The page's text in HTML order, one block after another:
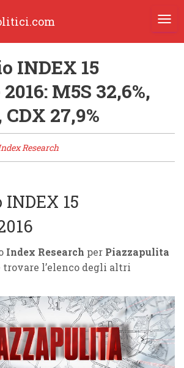
INDEX 15
M5S 32,6%,
CDX 27,9%
Research
15
Index Research per Piazzapulita
trovare l’elenco degli altri